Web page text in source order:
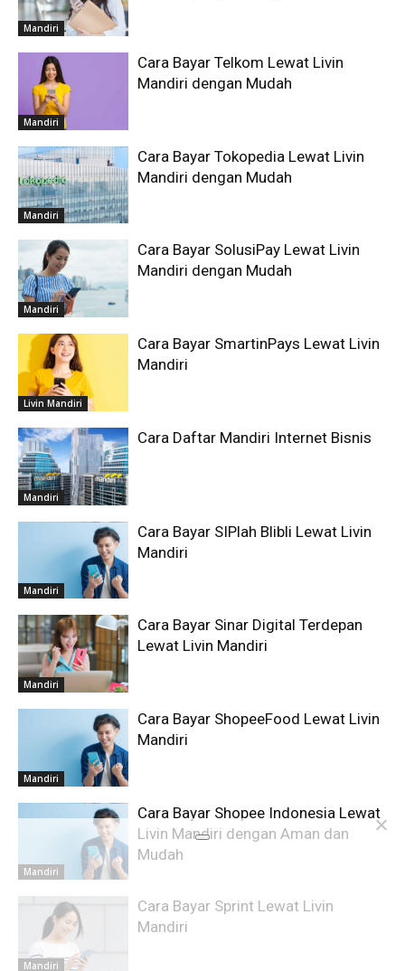
Mandiri
Mandiri
Cara Bayar Telkom Lewat Livin
Mandiri dengan Mudah
Mandiri
Cara Bayar Tokopedia Lewat Livin
Mandiri dengan Mudah
Mandiri
Cara Bayar SolusiPay Lewat Livin
Mandiri dengan Mudah
Livin Mandiri
Cara Bayar SmartinPays Lewat Livin
Mandiri
Mandiri
Cara Daftar Mandiri Internet Bisnis
Mandiri
Cara Bayar SIPlah Blibli Lewat Livin
Mandiri
Mandiri
Cara Bayar Sinar Digital Terdepan
Lewat Livin Mandiri
Mandiri
Cara Bayar ShopeeFood Lewat Livin
Mandiri
Mandiri
Cara Bayar Shopee Indonesia Lewat
Livin Mandiri dengan Aman dan
Mudah
Mandiri
Cara Bayar Sprint Lewat Livin
Mandiri